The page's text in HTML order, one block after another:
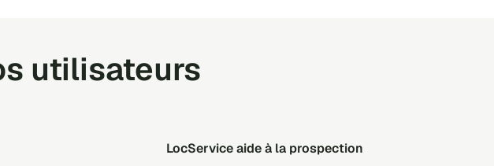
utilisateurs
LocService aide à la prospection